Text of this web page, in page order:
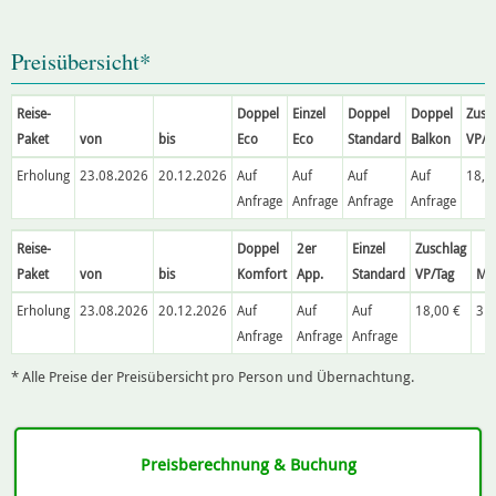
Preisübersicht*
Reise-
Paket
von bis
Doppel
Eco
Einzel
Eco
Doppel
Standard
Doppel
Balkon
VP/
Erholung 23.08.2026 20.12.2026
Auf
Anfrage
Auf
Anfrage
Auf
Anfrage
Auf
Anfrage
Reise-
Paket
von bis
Doppel
Komfort
2er
App.
Einzel
Standard
Zuschlag
VP/Tag
Erholung 23.08.2026 20.12.2026
Auf
Anfrage
Auf
Anfrage
Auf
Anfrage
18,00 € 3
* Alle Preise der Preisübersicht pro Person und Übernachtung.
Preisberechnung & Buchung